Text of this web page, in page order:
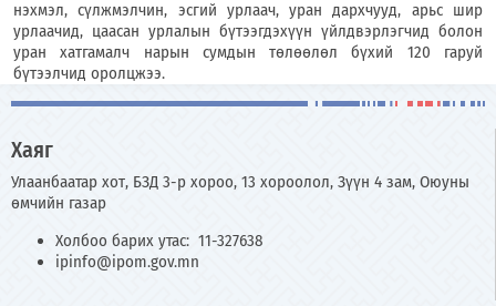
нэхмэл, сүлжмэлчин, эсгий урлаач, уран дархчууд, арьс шир
урлаачид, цаасан урлалын бүтээгдэхүүн үйлдвэрлэгчид болон
уран хатгамалч нарын сумдын төлөөлөл бүхий 120 гаруй
бүтээлчид оролцжээ.
Хаяг
Улаанбаатар хот, БЗД 3-р хороо, 13 хороолол, Зүүн 4 зам, Оюуны
өмчийн газар
Холбоо барих утас: 11-327638
ipinfo@ipom.gov.mn